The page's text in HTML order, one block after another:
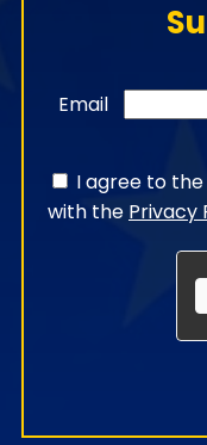
Email
I agree to
with the Privacy